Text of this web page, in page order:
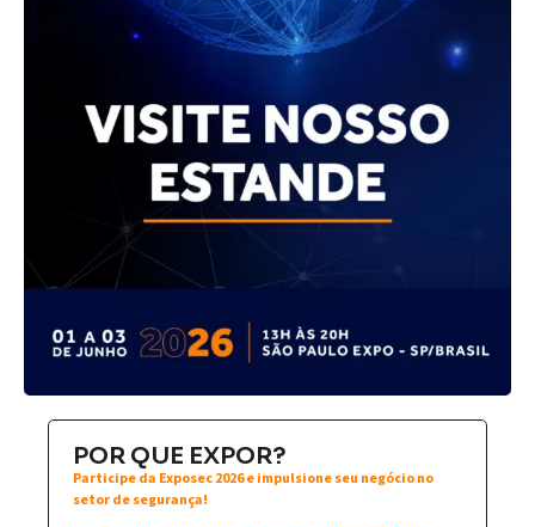
POR QUE EXPOR?
Participe da Exposec 2026 e impulsione seu negócio no
setor de segurança!